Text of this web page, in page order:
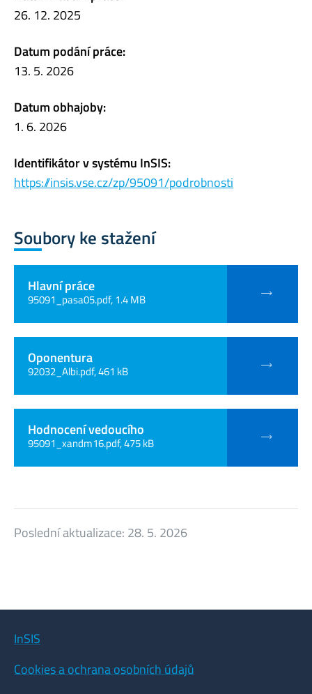
26. 12. 2025
Datum podání práce:
13. 5. 2026
Datum obhajoby:
1. 6. 2026
Identifikátor v systému InSIS:
https://insis.vse.cz/zp/95091/podrobnosti
Soubory ke stažení
Hlavní práce
95091_pasa05.pdf, 1.4 MB
Oponentura
92032_Albi.pdf, 461 kB
Hodnocení vedoucího
95091_xandm16.pdf, 475 kB
Poslední aktualizace: 28. 5. 2026
InSIS
Cookies a ochrana osobních údajů